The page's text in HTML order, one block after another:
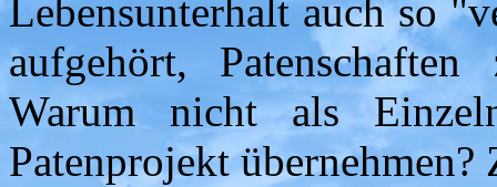
Lebensunterhalt auch so
aufgehört,
Warum nicht als
Patenprojekt übernehmen?